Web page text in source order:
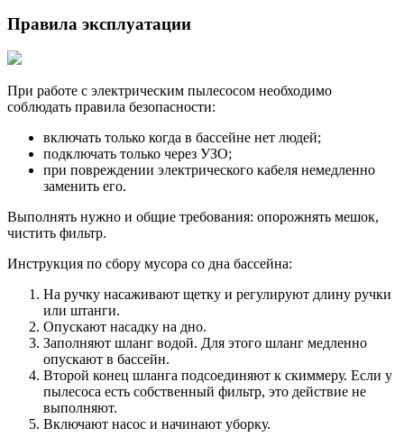
Правила эксплуатации
При работе с электрическим пылесосом необходимо
соблюдать правила безопасности:
включать только когда в бассейне нет людей;
подключать только через УЗО;
при повреждении электрического кабеля немедленно
заменить его.
Выполнять нужно и общие требования: опорожнять мешок,
чистить фильтр.
Инструкция по сбору мусора со дна бассейна:
На ручку насаживают щетку и регулируют длину ручки
или штанги.
Опускают насадку на дно.
Заполняют шланг водой. Для этого шланг медленно
опускают в бассейн.
Второй конец шланга подсоединяют к скиммеру. Если у
пылесоса есть собственный фильтр, это действие не
выполняют.
Включают насос и начинают уборку.